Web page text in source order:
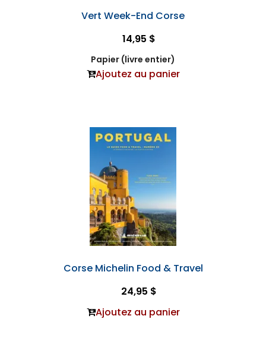
Vert Week-End Corse
14,95 $
Papier (livre entier)
Ajoutez au panier
Corse Michelin Food & Travel
24,95 $
Ajoutez au panier